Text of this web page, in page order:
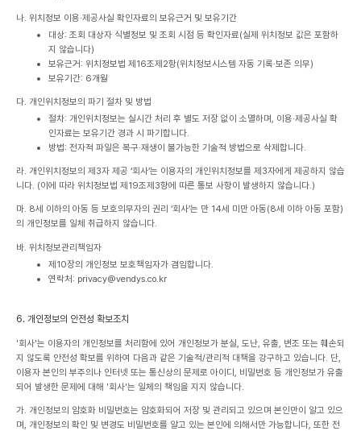
나. 위치정보 이용·제공사실 확인자료의 보유근거 및 보유기간
대상: 조회 대상자 식별정보 및 조회 시점 등 확인자료(실제 위치정보 값은 포함하
지 않습니다)
보유근거: 위치정보법 제16조제2항(위치정보시스템 자동 기록·보존 의무)
보유기간: 6개월
다. 개인위치정보의 파기 절차 및 방법
절차: 개인위치정보는 실시간 처리 후 별도 저장 없이 소멸하며, 이용·제공사실 확
인자료는 보유기간 경과 시 파기합니다.
방법: 전자적 파일은 복구·재생이 불가능한 기술적 방법으로 삭제합니다.
라. 개인위치정보의 제3자 제공 ‘회사’는 이용자의 개인위치정보를 제3자에게 제공하지 않습
니다. (이에 따라 위치정보법 제19조제3항에 따른 통보 사항이 발생하지 않습니다.)
마. 8세 이하의 아동 등 보호의무자의 권리 ‘회사’는 만 14세 미만 아동(8세 이하 아동 포함)
의 개인정보를 일체 취급하지 않습니다.
바. 위치정보관리책임자
제10장의 개인정보 보호책임자가 겸임합니다.
연락처: privacy@vendys.co.kr
6. 개인정보의 안전성 확보조치
'회사'는 이용자의 개인정보를 처리함에 있어 개인정보가 분실, 도난, 유출, 변조 또는 훼손되
지 않도록 안전성 확보를 위하여 다음과 같은 기술적/관리적 대책을 강구하고 있습니다. 단,
이용자 본인의 부주의나 인터넷 또는 통신상의 문제로 아이디, 비밀번호 등 개인정보가 유출
되어 발생한 문제에 대해 '회사'는 일체의 책임을 지지 않습니다.
가. 개인정보의 암호화 비밀번호는 암호화되어 저장 및 관리되고 있으며 본인만이 알고 있으
며, 개인정보의 확인 및 변경도 비밀번호를 알고 있는 본인에 의해서만 가능합니다, 또한 전